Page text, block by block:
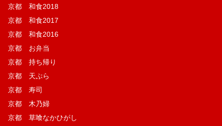
京都 和食2018
京都 和食2017
京都 和食2016
京都 お弁当
京都 持ち帰り
京都 天ぷら
京都 寿司
京都 木乃婦
京都 草喰なかひがし